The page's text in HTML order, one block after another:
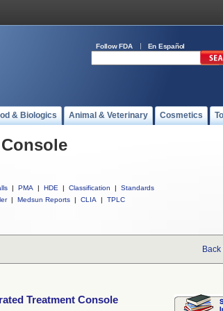
Follow FDA En Español
& Biologics Animal & Veterinary Cosmetics
| PMA | HDE | Classification |
Standards
| Medsun Reports | CLIA | TPLC
Treatment Console